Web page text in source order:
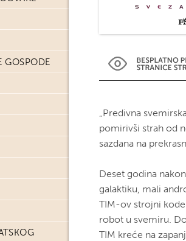
GOSPODE
„Predivna
pomirivši strah od
sazdana na
Deset godina
galaktiku, mali
TIM-ov strojni
robot u svemiru.
TIM kreće na